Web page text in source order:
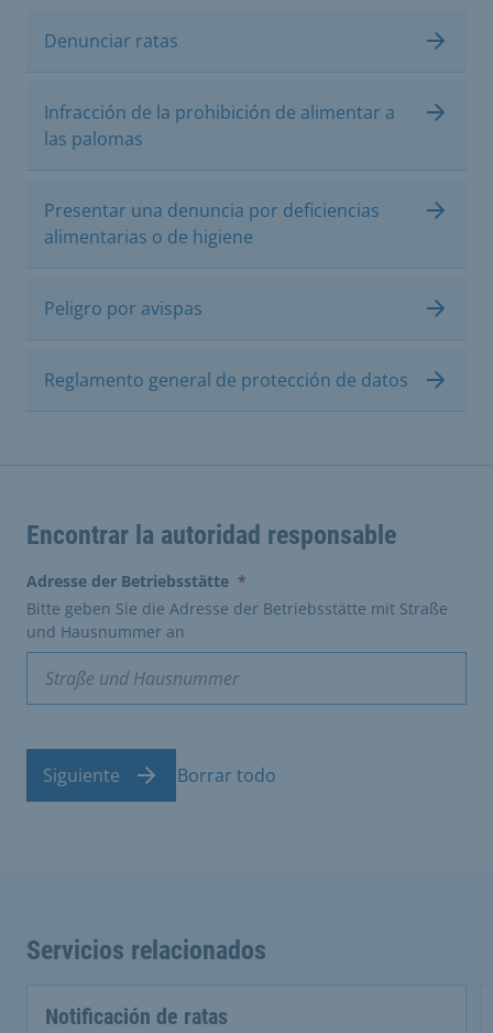
Denunciar ratas
Infracción de la prohibición de alimentar a
las palomas
Presentar una denuncia por deficiencias
alimentarias o de higiene
Peligro por avispas
Reglamento general de protección de datos
Encontrar la autoridad responsable
Adresse der Betriebsstätte *
Bitte geben Sie die Adresse der Betriebsstätte mit Straße
und Hausnummer an
Siguiente Borrar todo
Servicios relacionados
Notificación de ratas